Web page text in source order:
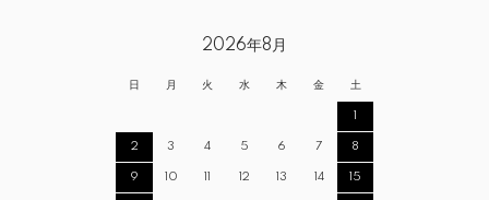
2026年8月
日 月 火 水 木 金 土
1
2 3 4 5 6 7 8
9 10 11 12 13 14 15